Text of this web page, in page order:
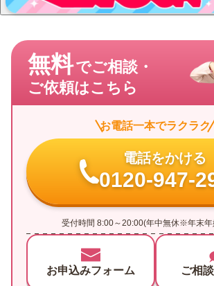
無料でご相談・
ご依頼はこちら
お電話一本でラクラク
電話をかける
0120-947-
受付時間 8:00～20:00(年中無休※年末年
お申込みフォーム ご相